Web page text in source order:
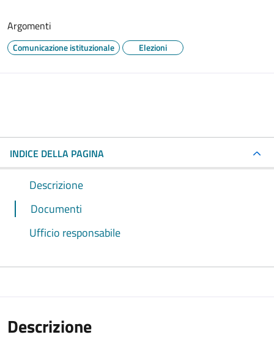
Argomenti
Comunicazione istituzionale Elezioni
INDICE DELLA PAGINA
Descrizione
Documenti
Ufficio responsabile
Descrizione